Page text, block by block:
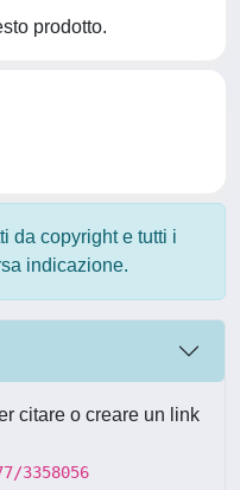
prodotto.
da copyright e tutti i
indicazione.
citare o creare un link
3358056